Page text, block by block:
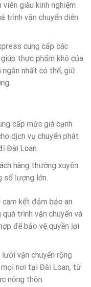
giàu kinh nghiệm
trình vận chuyển diễn
cung cấp các
giúp thực phẩm khô của
ngắn nhất có thể, giữ
cấp mức giá cạnh
dịch vụ chuyển phát
Đài Loan.
hàng thường xuyên
số lượng lớn.
cam kết đảm bảo an
trình vận chuyển và
để bảo vệ quyền lợi
vận chuyển rộng
mọi nơi tại Đài Loan, từ
nông thôn.